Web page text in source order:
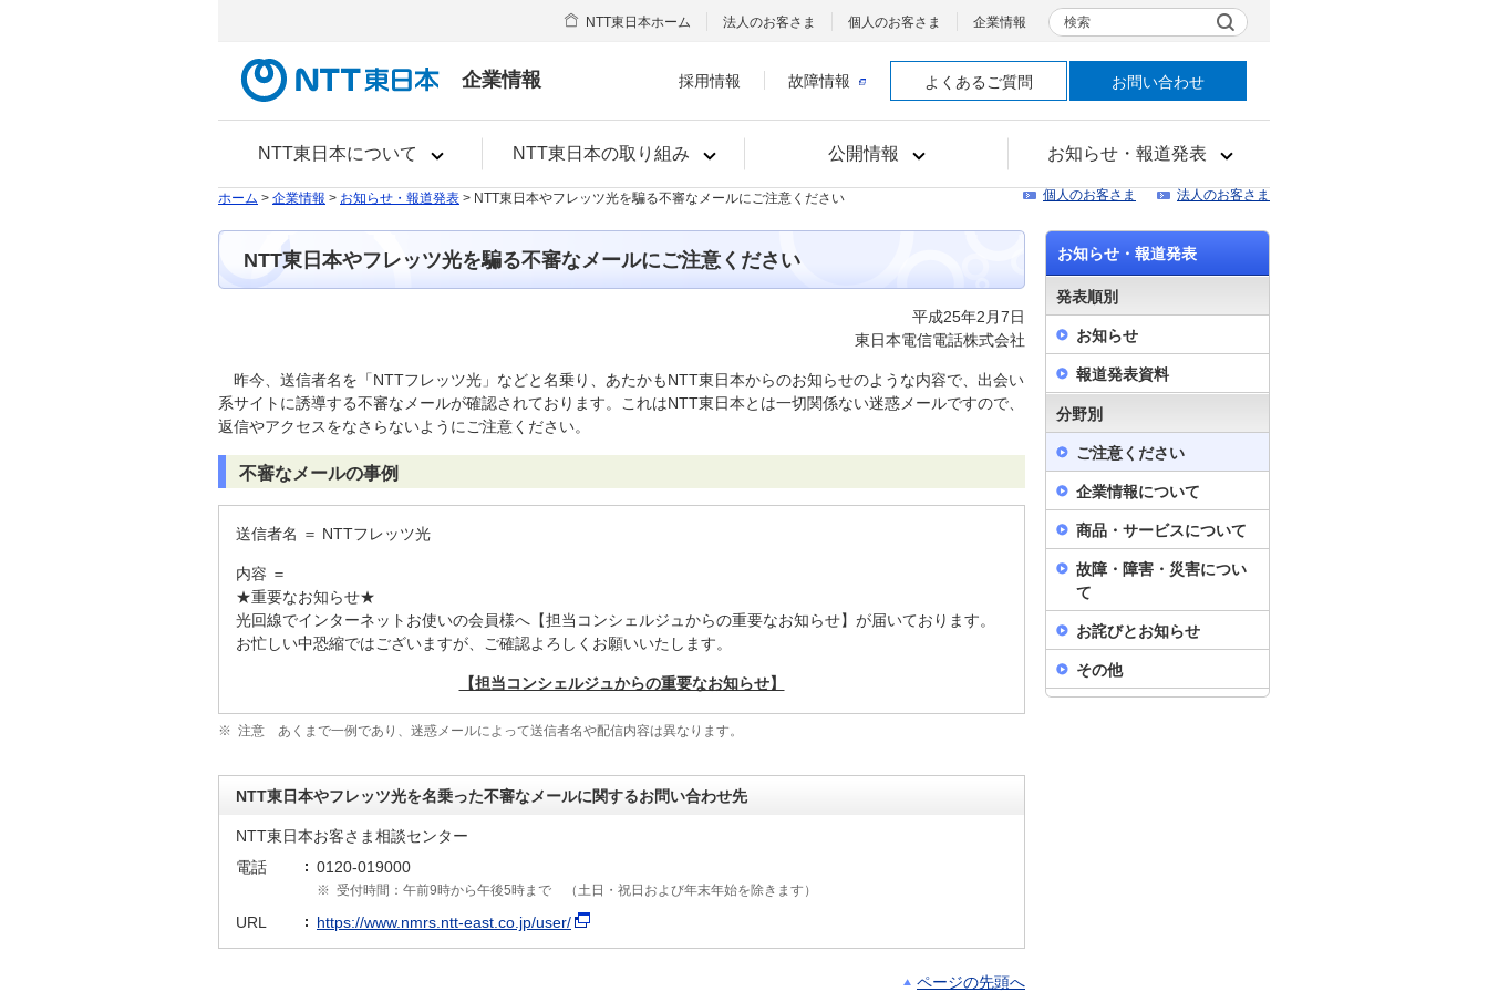
企業情報
NTT東日本について NTT東日本の取り組み 公開情報 お知らせ・報道発表
NTT東日本ホーム 法人のお客さま 個人のお客さま 企業情報 検索
採用情報 故障情報 よくあるご質問 お問い合わせ
ホーム > 企業情報 > お知らせ・報道発表 > NTT東日本やフレッツ光を騙る不審なメールにご注意ください 個人のお客さま 法人のお客さま
NTT東日本やフレッツ光を騙る不審なメールにご注意ください
平成25年2月7日
東日本電信電話株式会社
昨今、送信者名を「NTTフレッツ光」などと名乗り、あたかもNTT東日本からのお知らせのような内容で、出会い
系サイトに誘導する不審なメールが確認されております。これはNTT東日本とは一切関係ない迷惑メールですので、
返信やアクセスをなさらないようにご注意ください。
不審なメールの事例
送信者名 ＝ NTTフレッツ光
内容 ＝
★重要なお知らせ★
光回線でインターネットお使いの会員様へ【担当コンシェルジュからの重要なお知らせ】が届いております。
お忙しい中恐縮ではございますが、ご確認よろしくお願いいたします。
【担当コンシェルジュからの重要なお知らせ】
※ 注意 あくまで一例であり、迷惑メールによって送信者名や配信内容は異なります。
NTT東日本やフレッツ光を名乗った不審なメールに関するお問い合わせ先
NTT東日本お客さま相談センター
電話
0120-019000
※ 受付時間：午前9時から午後5時まで （土日・祝日および年末年始を除きます）
URL https://www.nmrs.ntt-east.co.jp/user/
ページの先頭へ
お知らせ・報道発表
発表順別
お知らせ
報道発表資料
分野別
ご注意ください
企業情報について
商品・サービスについて
故障・障害・災害につい
て
お詫びとお知らせ
その他